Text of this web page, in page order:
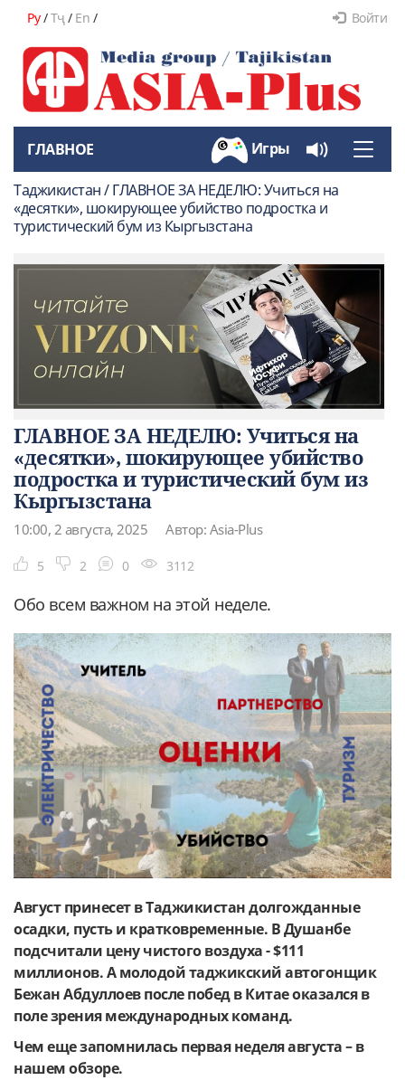
Ру/Тҷ/ En / Войти
Toggle
ГЛАВНОЕ Игры
Таджикистан / ГЛАВНОЕ ЗА НЕДЕЛЮ: Учиться на
«десятки», шокирующее убийство подростка и
туристический бум из Кыргызстана
ГЛАВНОЕ ЗА НЕДЕЛЮ: Учиться на
«десятки», шокирующее убийство
подростка и туристический бум из
Кыргызстана
10:00, 2 августа, 2025 Автор: Asia-Plus
5 2 0 3112
Обо всем важном на этой неделе.
Август принесет в Таджикистан долгожданные
осадки, пусть и кратковременные. В Душанбе
подсчитали цену чистого воздуха - $111
миллионов. А молодой таджикский автогонщик
Бежан Абдуллоев после побед в Китае оказался в
поле зрения международных команд.
Чем еще запомнилась первая неделя августа – в
нашем обзоре.